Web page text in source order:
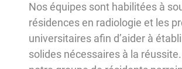
Nos équipes sont habilitées à
résidences en radiologie et les
universitaires afin d’aider à
solides nécessaires à la